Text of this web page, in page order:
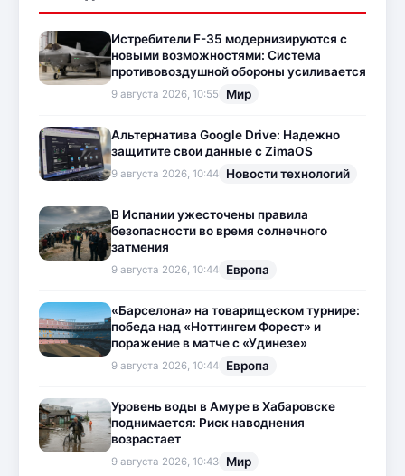
Истребители F-35 модернизируются с
новыми возможностями: Система
противовоздушной обороны усиливается
9 августа 2026, 10:55 Мир
Альтернатива Google Drive: Надежно
защитите свои данные с ZimaOS
9 августа 2026, 10:44 Новости технологий
В Испании ужесточены правила
безопасности во время солнечного
затмения
9 августа 2026, 10:44 Европа
«Барселона» на товарищеском турнире:
победа над «Ноттингем Форест» и
поражение в матче с «Удинезе»
9 августа 2026, 10:44 Европа
Уровень воды в Амуре в Хабаровске
поднимается: Риск наводнения
возрастает
9 августа 2026, 10:43 Мир